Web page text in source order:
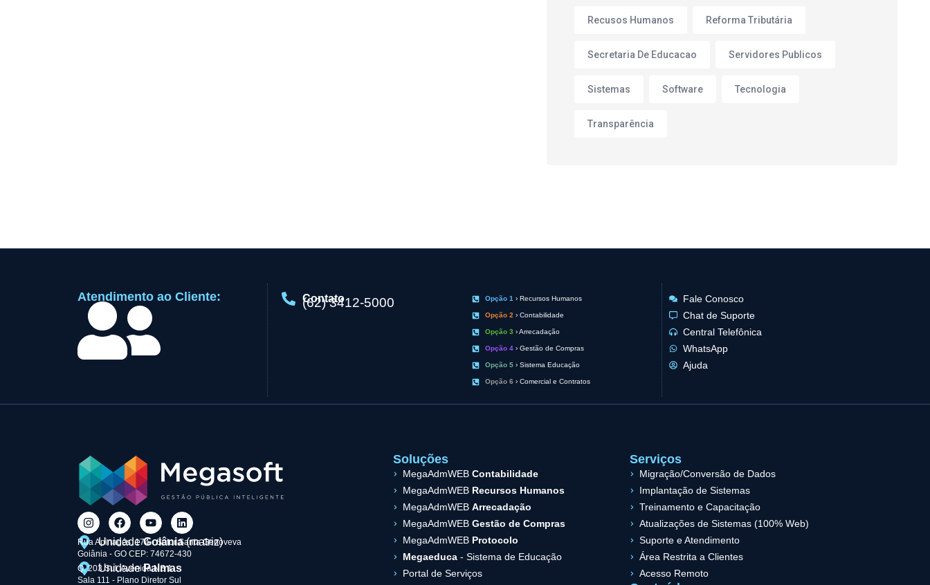
Recusos Humanos Reforma Tributária
Secretaria De Educacao Servidores Publicos
Sistemas Software Tecnologia
Transparência
Atendimento ao Cliente: Contato
(62) 3412-5000 Opção 1› Recursos Humanos
Opção 2› Contabilidade
Opção 3 › Arrecadação
Opção 4› Gestão de Compras
Opção 5› Sistema Educação
Opção 6 › Comercial e Contratos
Fale Conosco
Chat de Suporte
Central Telefônica
WhatsApp
Ajuda
UnidadeGoiânia(matriz)
Rua Apinagés, 174 - Setor Santa Genoveva
Goiânia - GO CEP: 74672-430
UnidadePalmas
Q. 203 Sul, Avenida NS 1
Sala 111 - Plano Diretor Sul
Soluções
MegaAdmWEB Contabilidade
MegaAdmWEB Recursos Humanos
MegaAdmWEB Arrecadação
MegaAdmWEB Gestão de Compras
MegaAdmWEB Protocolo
Megaeduca- Sistema de Educação
Portal de Serviços
Serviços
Migração/Conversão de Dados
Implantação de Sistemas
Treinamento e Capacitação
Atualizações de Sistemas (100% Web)
Suporte e Atendimento
Área Restrita a Clientes
Acesso Remoto